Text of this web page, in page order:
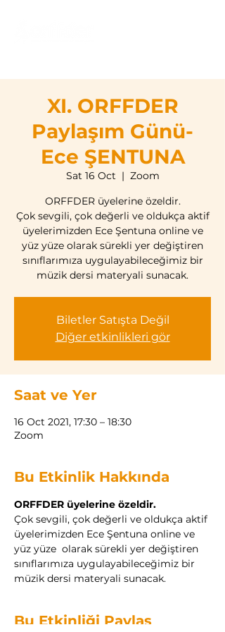
XI. ORFFDER
Paylaşım Günü-
Ece ŞENTUNA
Sat 16 Oct
  |
Zoom
ORFFDER üyelerine özeldir.
Çok sevgili, çok değerli ve oldukça aktif
üyelerimizden Ece Şentuna online ve
yüz yüze olarak sürekli yer değiştiren
sınıflarımıza uygulayabileceğimiz bir
müzik dersi materyali sunacak.
Biletler Satışta Değil
Diğer etkinlikleri gör
Saat ve Yer
16 Oct 2021, 17:30 – 18:30
Zoom
Bu Etkinlik Hakkında
ORFFDER üyelerine özeldir.
Çok sevgili, çok değerli ve oldukça aktif
üyelerimizden Ece Şentuna online ve
yüz yüze  olarak sürekli yer değiştiren
sınıflarımıza uygulayabileceğimiz bir
müzik dersi materyali sunacak.
Bu Etkinliği Paylaş